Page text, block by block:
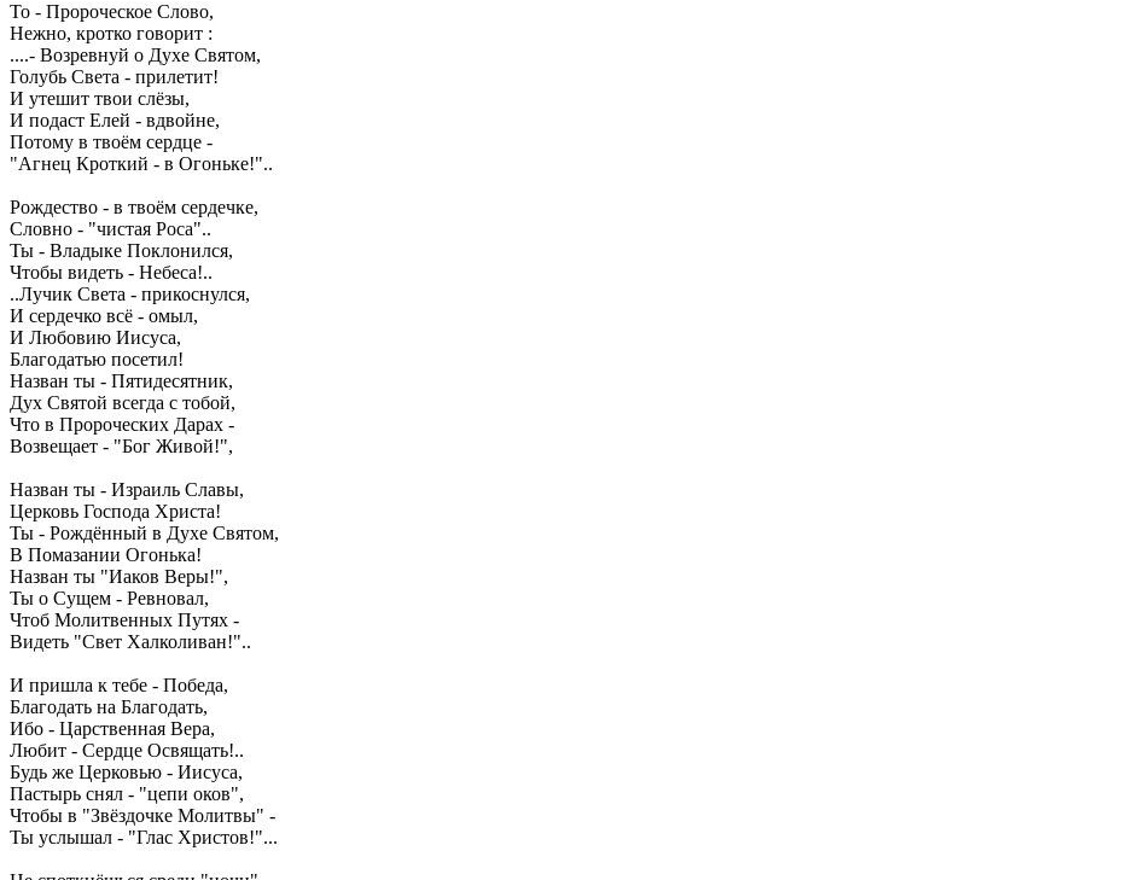
То - Пророческое Слово,
Нежно, кротко говорит :
....- Возревнуй о Духе Святом,
Голубь Света - прилетит!
И утешит твои слёзы,
И подаст Елей - вдвойне,
Потому в твоём сердце -
"Агнец Кроткий - в Огоньке!"..
Рождество - в твоём сердечке,
Словно - "чистая Роса"..
Ты - Владыке Поклонился,
Чтобы видеть - Небеса!..
..Лучик Света - прикоснулся,
И сердечко всё - омыл,
И Любовию Иисуса,
Благодатью посетил!
Назван ты - Пятидесятник,
Дух Святой всегда с тобой,
Что в Пророческих Дарах -
Возвещает - "Бог Живой!",
Назван ты - Израиль Славы,
Церковь Господа Христа!
Ты - Рождённый в Духе Святом,
В Помазании Огонька!
Назван ты "Иаков Веры!",
Ты о Сущем - Ревновал,
Чтоб Молитвенных Путях -
Видеть "Свет Халколиван!"..
И пришла к тебе - Победа,
Благодать на Благодать,
Ибо - Царственная Вера,
Любит - Сердце Освящать!..
Будь же Церковью - Иисуса,
Пастырь снял - "цепи оков",
Чтобы в "Звёздочке Молитвы" -
Ты услышал - "Глас Христов!"...